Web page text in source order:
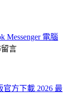
Messenger 電腦
言
方下載 2026 最